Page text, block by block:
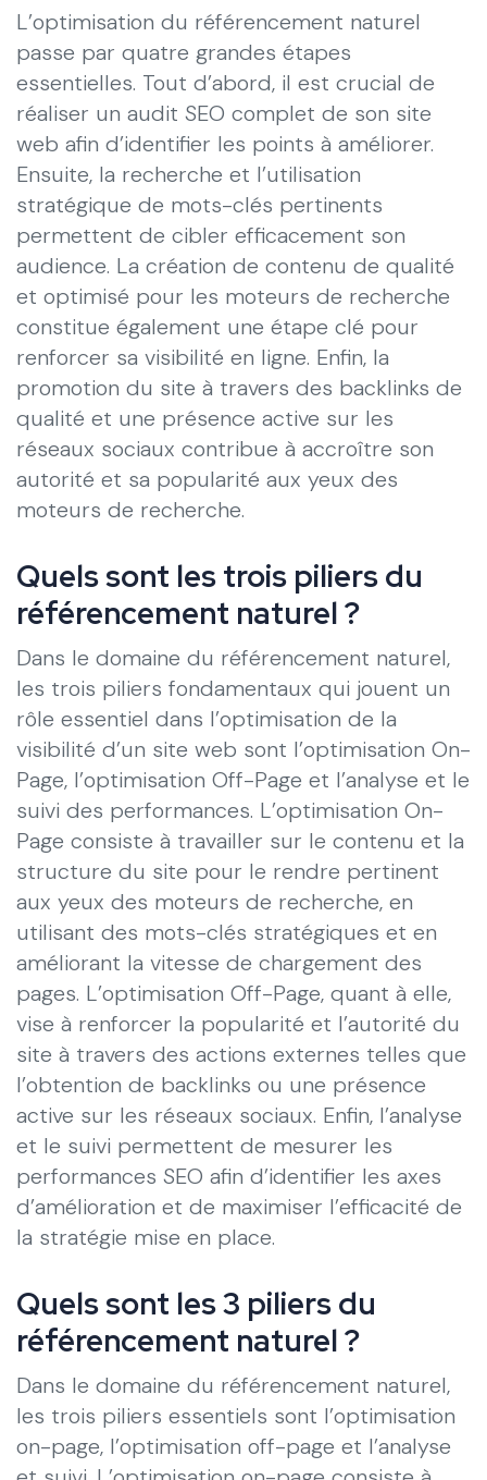
L’optimisation du référencement naturel
passe par quatre grandes étapes
essentielles. Tout d’abord, il est crucial de
réaliser un audit SEO complet de son site
web afin d’identifier les points à améliorer.
Ensuite, la recherche et l’utilisation
stratégique de mots-clés pertinents
permettent de cibler efficacement son
audience. La création de contenu de qualité
et optimisé pour les moteurs de recherche
constitue également une étape clé pour
renforcer sa visibilité en ligne. Enfin, la
promotion du site à travers des backlinks de
qualité et une présence active sur les
réseaux sociaux contribue à accroître son
autorité et sa popularité aux yeux des
moteurs de recherche.
Quels sont les trois piliers du
référencement naturel ?
Dans le domaine du référencement naturel,
les trois piliers fondamentaux qui jouent un
rôle essentiel dans l’optimisation de la
visibilité d’un site web sont l’optimisation On-
Page, l’optimisation Off-Page et l’analyse et le
suivi des performances. L’optimisation On-
Page consiste à travailler sur le contenu et la
structure du site pour le rendre pertinent
aux yeux des moteurs de recherche, en
utilisant des mots-clés stratégiques et en
améliorant la vitesse de chargement des
pages. L’optimisation Off-Page, quant à elle,
vise à renforcer la popularité et l’autorité du
site à travers des actions externes telles que
l’obtention de backlinks ou une présence
active sur les réseaux sociaux. Enfin, l’analyse
et le suivi permettent de mesurer les
performances SEO afin d’identifier les axes
d’amélioration et de maximiser l’efficacité de
la stratégie mise en place.
Quels sont les 3 piliers du
référencement naturel ?
Dans le domaine du référencement naturel,
les trois piliers essentiels sont l’optimisation
on-page, l’optimisation off-page et l’analyse